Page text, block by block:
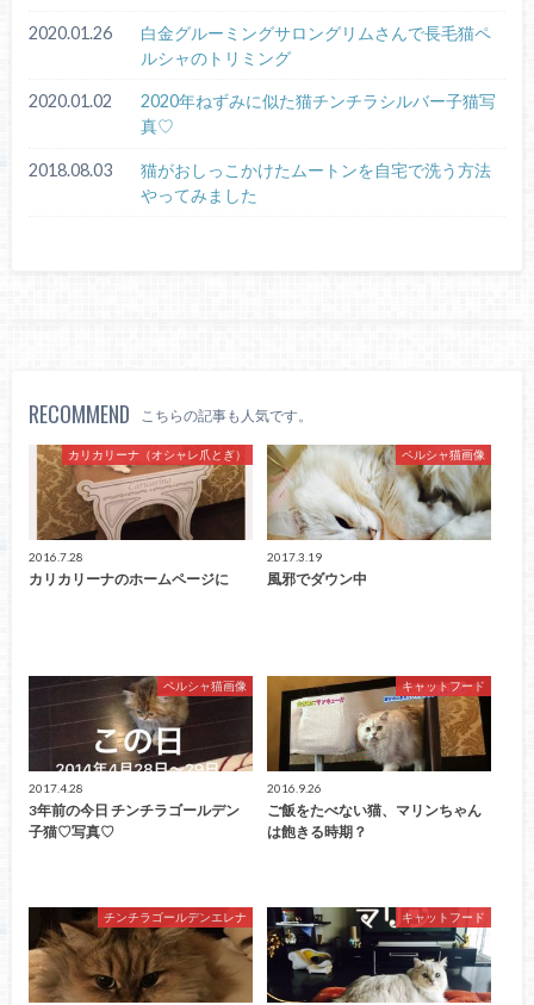
2020.01.26
白金グルーミングサロングリムさんで長毛猫ペ
ルシャのトリミング
2020.01.02
2020年ねずみに似た猫チンチラシルバー子猫写
真♡
2018.08.03
猫がおしっこかけたムートンを自宅で洗う方法
やってみました
RECOMMEND こちらの記事も人気です。
カリカリーナ（オシャレ爪とぎ）
2016.7.28
カリカリーナのホームページに
ペルシャ猫画像
2017.3.19
風邪でダウン中
ペルシャ猫画像
2017.4.28
3年前の今日 チンチラゴールデン
子猫♡写真♡
キャットフード
2016.9.26
ご飯をたべない猫、マリンちゃん
は飽きる時期？
チンチラゴールデンエレナ キャットフード